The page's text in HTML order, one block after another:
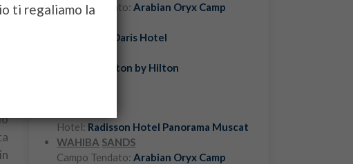
Campo Tendato:Arabian Oryx Camp
Falaj Daris Hotel
Hampton by Hilton
Hotel: Radisson Hotel Panorama Muscat
WAHIBA SANDS
Campo Tendato:Arabian Oryx Camp
ti regaliamo la